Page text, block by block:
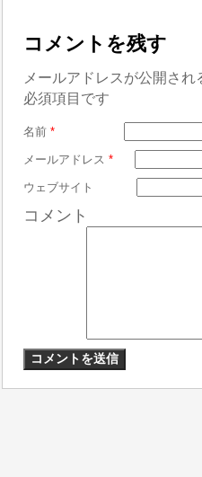
コメントを残す
メールアドレスが公開さ
必須項目です
名前 *
メールアドレス *
ウェブサイト
コメント